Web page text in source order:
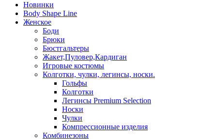
Новинки
Body Shape Line
Женское
Боди
Брюки
Бюстгальтеры
Жакет,Пуловер,Кардиган
Игровые костюмы
Колготки, чулки, легинсы, носки.
Гольфы
Колготки
Легинсы Premium Selection
Носки
Чулки
Компрессионные изделия
Комбинезоны